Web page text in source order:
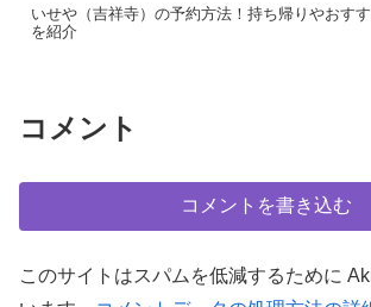
いせや（吉祥寺）の予約方法！持ち帰りやおす
を紹介
コメント
コメントを書き込む
このサイトはスパムを低減するために